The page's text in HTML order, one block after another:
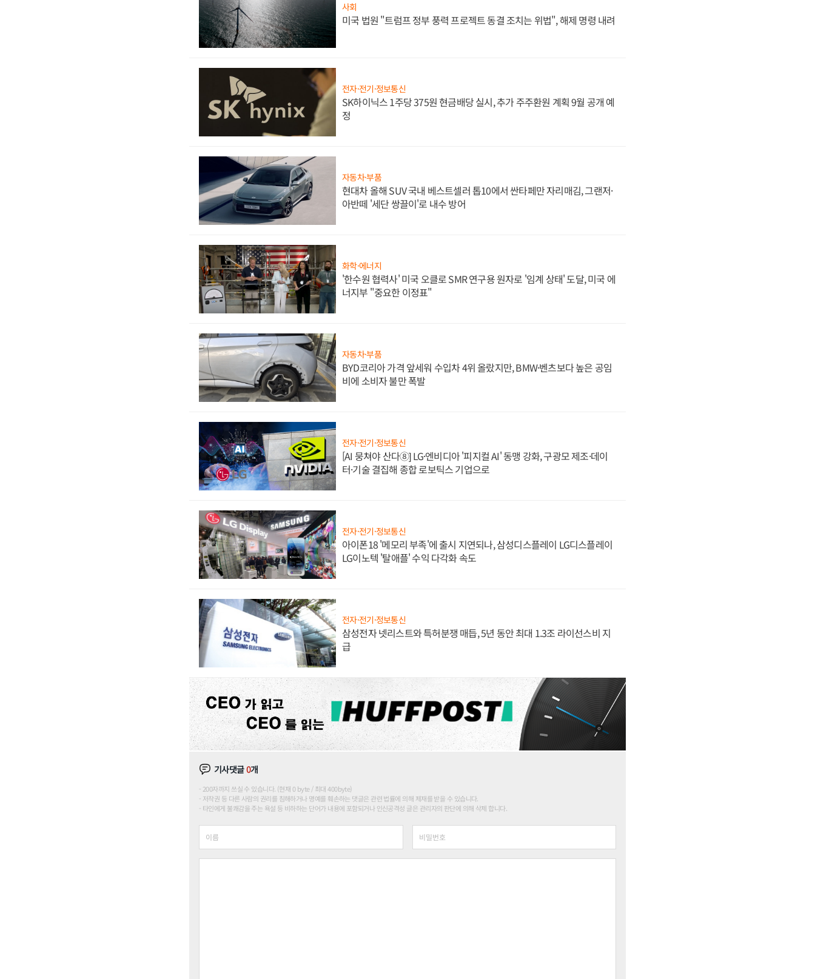
사회
미국 법원 "트럼프 정부 풍력 프로젝트 동결 조치는 위법", 해제 명령 내려
전자·전기·정보통신
SK하이닉스 1주당 375원 현금배당 실시, 추가 주주환원 계획 9월 공개 예
정
자동차·부품
현대차 올해 SUV 국내 베스트셀러 톱10에서 싼타페만 자리매김, 그랜저·
아반떼 '세단 쌍끌이'로 내수 방어
화학·에너지
'한수원 협력사' 미국 오클로 SMR 연구용 원자로 '임계 상태' 도달, 미국 에
너지부 "중요한 이정표"
자동차·부품
BYD코리아 가격 앞세워 수입차 4위 올랐지만, BMW·벤츠보다 높은 공임
비에 소비자 불만 폭발
전자·전기·정보통신
[AI 뭉쳐야 산다⑧] LG·엔비디아 '피지컬 AI' 동맹 강화, 구광모 제조·데이
터·기술 결집해 종합 로보틱스 기업으로
전자·전기·정보통신
아이폰18 '메모리 부족'에 출시 지연되나, 삼성디스플레이 LG디스플레이
LG이노텍 '탈애플' 수익 다각화 속도
전자·전기·정보통신
삼성전자 넷리스트와 특허분쟁 매듭, 5년 동안 최대 1.3조 라이선스비 지
급
기사댓글0개
200자까지 쓰실 수 있습니다. (현재 0 byte / 최대 400byte)
저작권 등 다른 사람의 권리를 침해하거나 명예를 훼손하는 댓글은 관련 법률에 의해 제재를 받을 수 있습니다.
타인에게 불쾌감을 주는 욕설 등 비하하는 단어가 내용에 포함되거나 인신공격성 글은 관리자의 판단에 의해 삭제 합니다.